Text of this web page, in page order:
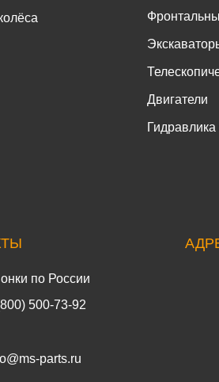
Двигатели
Гидравлика
по России
500-73-92
parts.ru